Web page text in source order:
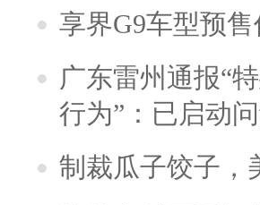
享界G9车型预
广东雷州通报“
行为”：已启动
制裁瓜子饺子，